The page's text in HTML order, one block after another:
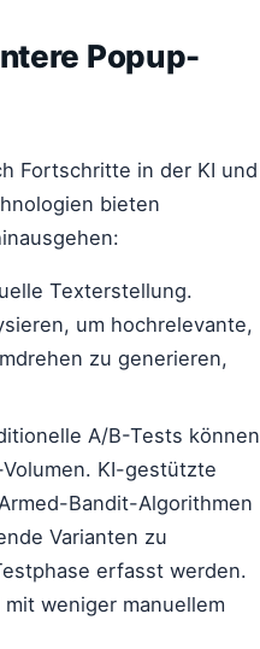
Popup-
Fortschritte in der KI und
bieten
Texterstellung.
um hochrelevante,
zu generieren,
A/B-Tests können
KI-gestützte
Bandit-Algorithmen
Varianten zu
erfasst werden.
weniger manuellem